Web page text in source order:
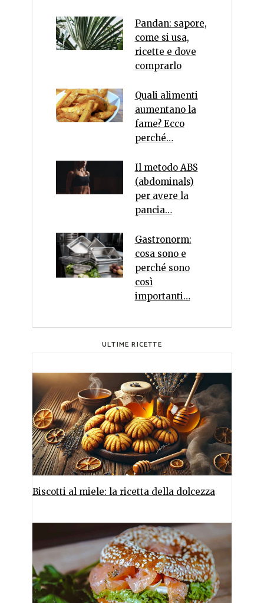
Pandan: sapore,
come si usa,
ricette e dove
comprarlo
Quali alimenti
aumentano la
fame? Ecco
perché…
Il metodo ABS
(abdominals)
per avere la
pancia…
Gastronorm:
cosa sono e
perché sono
così
importanti…
ULTIME RICETTE
Biscotti al miele: la ricetta della dolcezza